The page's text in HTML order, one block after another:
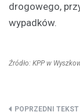
drogowego,
wypadków.
Źródło: KPP w